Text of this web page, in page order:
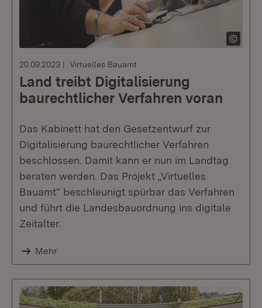
20.09.2023 Virtuelles Bauamt
Land treibt Digitalisierung
baurechtlicher Verfahren voran
Das Kabinett hat den Gesetzentwurf zur
Digitalisierung baurechtlicher Verfahren
beschlossen. Damit kann er nun im Landtag
beraten werden. Das Projekt „Virtuelles
Bauamt“ beschleunigt spürbar das Verfahren
und führt die Landesbauordnung ins digitale
Zeitalter.
Mehr